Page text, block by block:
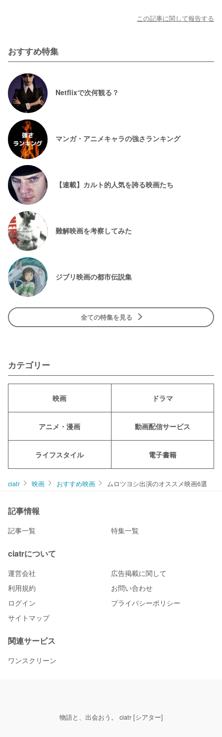
この記事に関して報告する
おすすめ特集
Netflixで次何観る？
マンガ・アニメキャラの強さランキング
【連載】カルト的人気を誇る映画たち
難解映画を考察してみた
ジブリ映画の都市伝説集
全ての特集を見る
カテゴリー
映画 ドラマ
アニメ・漫画 動画配信サービス
ライフスタイル 電子書籍
ciatr 映画 おすすめ映画 ムロツヨシ出演のオススメ映画6選
記事情報
記事一覧 特集一覧
ciatrについて
運営会社
広告掲載に関して
利用規約
お問い合わせ
ログイン
プライバシーポリシー
サイトマップ
関連サービス
ワンスクリーン
物語と、出会おう。 ciatr [シアター]